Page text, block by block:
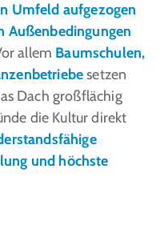
Umfeld aufgezogen
Außenbedingungen
allem Baumschulen,
setzen
Dach großflächig
die Kultur direkt
und höchste